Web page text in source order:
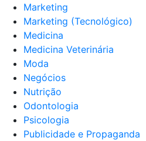
Marketing
Marketing (Tecnológico)
Medicina
Medicina Veterinária
Moda
Negócios
Nutrição
Odontologia
Psicologia
Publicidade e Propaganda